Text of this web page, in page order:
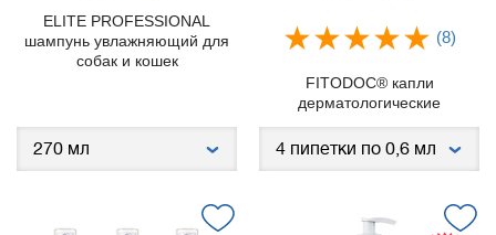
ELITE PROFESSIONAL
шампунь увлажняющий для
собак и кошек
(8)
FITODOC® капли
дерматологические